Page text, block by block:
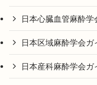
日本心臓血管麻酔学
日本区域麻酔学会ガ
日本産科麻酔学会ガ